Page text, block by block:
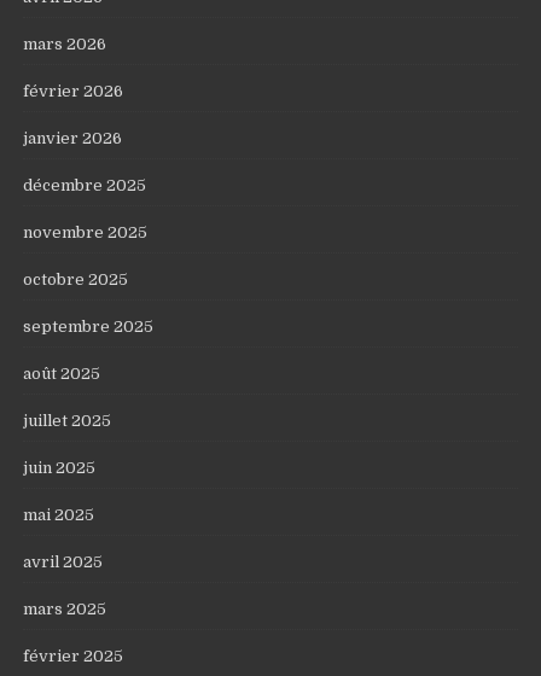
mars 2026
février 2026
janvier 2026
décembre 2025
novembre 2025
octobre 2025
septembre 2025
août 2025
juillet 2025
juin 2025
mai 2025
avril 2025
mars 2025
février 2025